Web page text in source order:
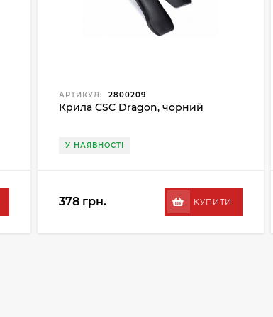
АРТИКУЛ: 2800209
Крила CSC Dragon, чорний
У НАЯВНОСТІ
378 грн. КУПИТИ